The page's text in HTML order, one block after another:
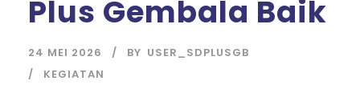
Plus Gembala Baik
24 MEI 2026 BY USER_SDPLUSGB
KEGIATAN